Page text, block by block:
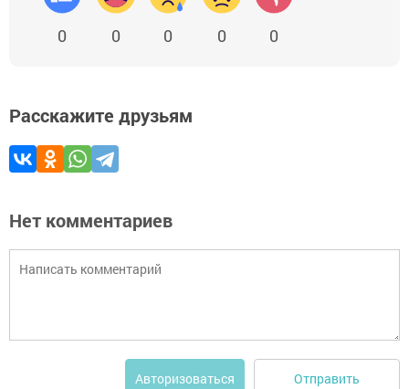
0 0 0 0 0
Расскажите друзьям
Нет комментариев
Авторизоваться Отправить